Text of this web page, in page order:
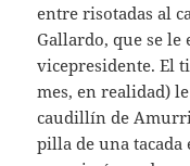
entre risotadas al
Gallardo, que se le
vicepresidente. El
mes, en realidad)
caudillín de
pilla de una tacada